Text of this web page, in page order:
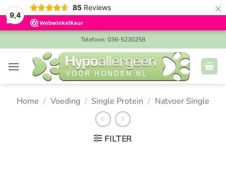
9,4
85 Reviews ×
Ga
naar
inhoud
Telefoon: 036-5230258
Home / Voeding / Single Protein / Natvoer Single
FILTER